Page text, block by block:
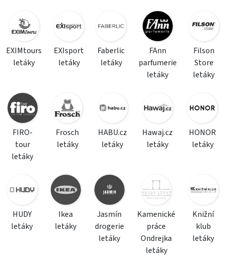
EXIMtours
letáky
EXIsport
letáky
Faberlic
letáky
FAnn
parfumerie
letáky
Filson
Store
letáky
FIRO-
tour
letáky
Frosch
letáky
HABU.cz
letáky
Hawaj.cz
letáky
HONOR
letáky
HUDY
letáky
Ikea
letáky
Jasmín
drogerie
letáky
Kamenické
práce
Ondrejka
letáky
Knižní
klub
letáky